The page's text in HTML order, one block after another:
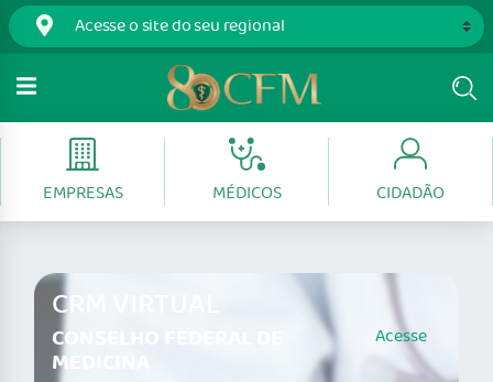
EMPRESAS MÉDICOS CIDADÃO
CRM VIRTUAL
CONSELHO FEDERAL DE
MEDICINA
Acesse